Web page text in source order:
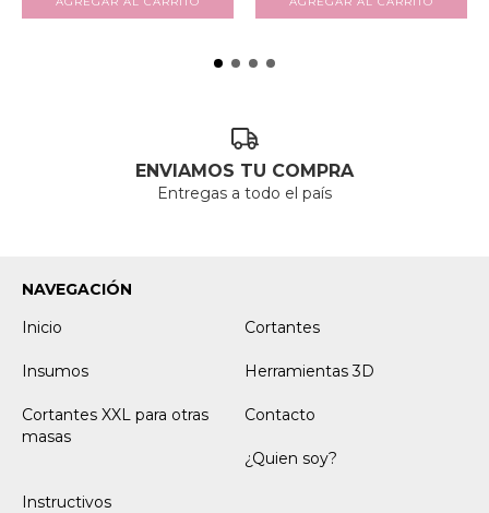
ENVIAMOS TU COMPRA
Entregas a todo el país
NAVEGACIÓN
Inicio
Cortantes
Insumos Herramientas 3D
Cortantes XXL para otras
masas
Contacto
¿Quien soy?
Instructivos